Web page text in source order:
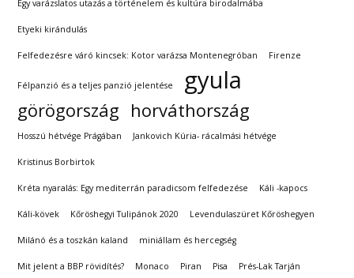
Egy varázslatos utazás a történelem és kultúra birodalmába
Etyeki kirándulás
Felfedezésre váró kincsek: Kotor varázsa Montenegróban Firenze
Félpanzió és a teljes panzió jelentése gyula
görögország horváthország
Hosszú hétvége Prágában Jankovich Kúria- rácalmási hétvége
Kristinus Borbirtok
Kréta nyaralás: Egy mediterrán paradicsom felfedezése Káli -kapocs
Káli-kövek Kőröshegyi Tulipánok 2020 Levendulaszüret Kőröshegyen
Milánó és a toszkán kaland miniállam és hercegség
Mit jelent a BBP rövidítés? Monaco Piran Pisa Prés-Lak Tarján